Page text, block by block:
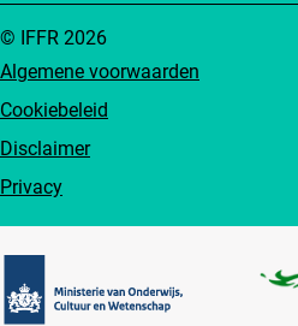
Algemene voorwaarden
Cookiebeleid
Disclaimer
Privacy
© IFFR 2026